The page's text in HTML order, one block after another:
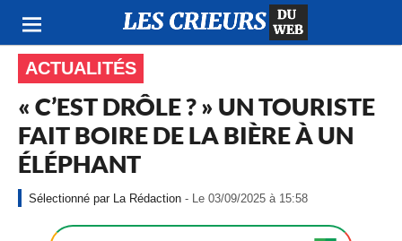
ACTUALITÉS
« C’EST DRÔLE ? » UN TOURISTE
FAIT BOIRE DE LA BIÈRE À UN
ÉLÉPHANT
La Rédaction - Le 03/09/2025 à 15:58